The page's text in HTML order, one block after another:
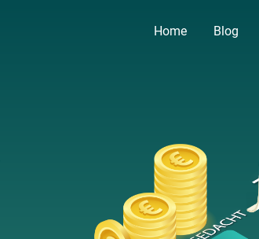
Home Blog